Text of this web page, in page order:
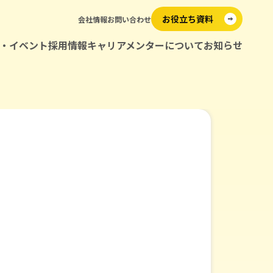
会社情報お問い合わせ お役立ち資料
イベント採用情報キャリアメンターについてお知らせ